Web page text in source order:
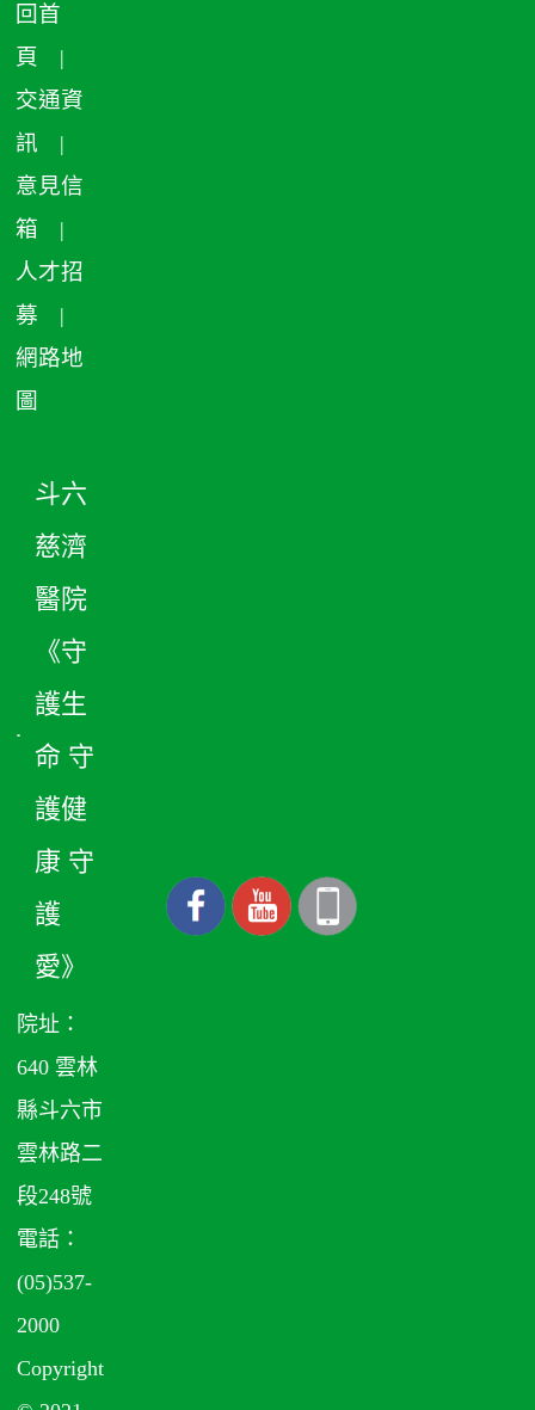
回首
頁 |
交通資
訊 |
意見信
箱 |
人才招
募 |
網路地
圖
斗六
慈濟
醫院
《守
護生
命 守
護健
康 守
護
愛》
院址：
640 雲林
縣斗六市
雲林路二
段248號
電話：
(05)537-
2000
Copyright